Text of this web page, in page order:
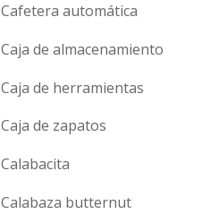
Cafetera automática
Caja de almacenamiento
Caja de herramientas
Caja de zapatos
Calabacita
Calabaza butternut